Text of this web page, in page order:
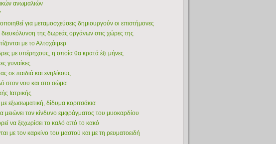
ανωμαλιών
για μεταμοσχεύσεις δημιουργούν οι επιστήμονες
διευκόλυνση της δωρεάς οργάνων στις χώρες της
με το Αλτσχάιμερ
με υπέρηχους, η οποία θα κρατά έξι μήνες
γυναίκες
σε παιδιά και ενηλίκους
στον νου και στο σώμα
Iατρικής
εξωσωματική, δίδυμα κοριτσάκια
μειώνει τον κίνδυνο εμφράγματος του μυοκαρδίου
να ξεχωρίσει το καλό από το κακό
με τον καρκίνο του μαστού και με τη ρευματοειδή